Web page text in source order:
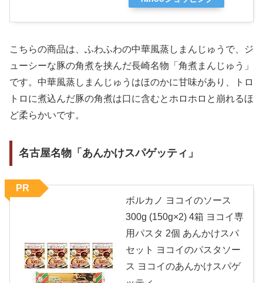
こちらの商品は、ふわふわの中華風蒸しまんじゅうで、ジ
ューシーな豚の角煮を挟んだ長崎名物「角煮まんじゅう」
です。中華風蒸しまんじゅうはほのかに甘味があり、トロ
トロに煮込んだ豚の角煮は口に含むとホロホロと崩れるほ
ど柔らかいです。
名古屋名物「あんかけスパゲッティ」
ボルカノ ヨコイのソース
300g (150g×2) 4箱 ヨコイ専
用パスタ 2個 あんかけスパ
セット ヨコイのパスタソー
ス ヨコイのあんかけスパゲ
PR